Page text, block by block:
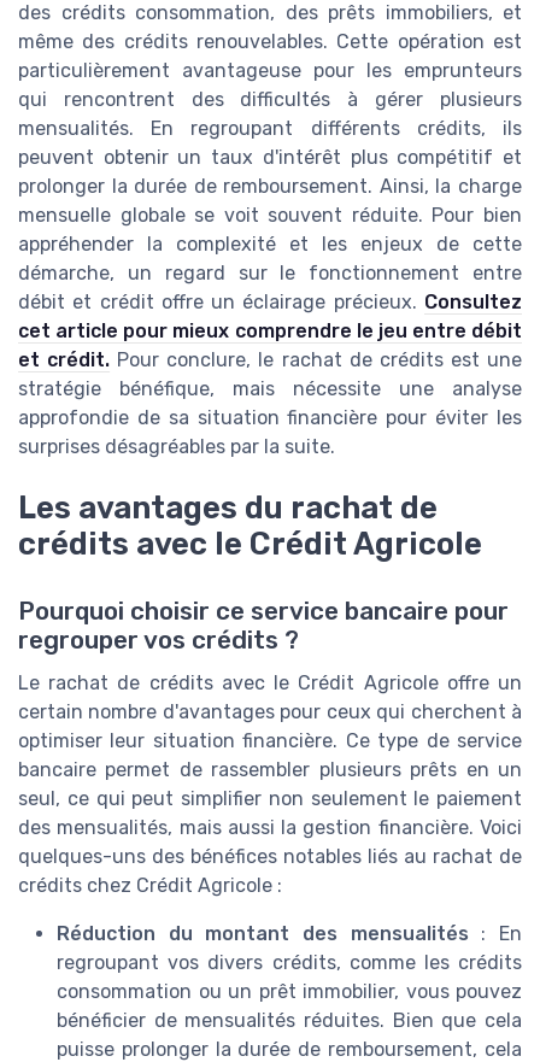
des crédits consommation, des prêts immobiliers, et
même des crédits renouvelables. Cette opération est
particulièrement avantageuse pour les emprunteurs
qui rencontrent des difficultés à gérer plusieurs
mensualités. En regroupant différents crédits, ils
peuvent obtenir un taux d'intérêt plus compétitif et
prolonger la durée de remboursement. Ainsi, la charge
mensuelle globale se voit souvent réduite. Pour bien
appréhender la complexité et les enjeux de cette
démarche, un regard sur le fonctionnement entre
débit et crédit offre un éclairage précieux. Consultez
cet article pour mieux comprendre le jeu entre débit
et crédit. Pour conclure, le rachat de crédits est une
stratégie bénéfique, mais nécessite une analyse
approfondie de sa situation financière pour éviter les
surprises désagréables par la suite.
Les avantages du rachat de
crédits avec le Crédit Agricole
Pourquoi choisir ce service bancaire pour
regrouper vos crédits ?
Le rachat de crédits avec le Crédit Agricole offre un
certain nombre d'avantages pour ceux qui cherchent à
optimiser leur situation financière. Ce type de service
bancaire permet de rassembler plusieurs prêts en un
seul, ce qui peut simplifier non seulement le paiement
des mensualités, mais aussi la gestion financière. Voici
quelques-uns des bénéfices notables liés au rachat de
crédits chez Crédit Agricole :
Réduction du montant des mensualités : En
regroupant vos divers crédits, comme les crédits
consommation ou un prêt immobilier, vous pouvez
bénéficier de mensualités réduites. Bien que cela
puisse prolonger la durée de remboursement, cela